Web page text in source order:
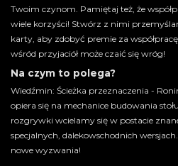
Twoim czynom. Pamiętaj też, że
wiele korzyści! Stwórz z nimi
karty, aby zdobyć premie za
wśród przyjaciół może czaić się wróg!
Na czym to polega?
Wiedźmin: Ścieżka przeznaczenia -
opiera się na mechanice budowania
rozgrywki wcielamy się w postacie
specjalnych, dalekowschodnich
nowe wyzwania!